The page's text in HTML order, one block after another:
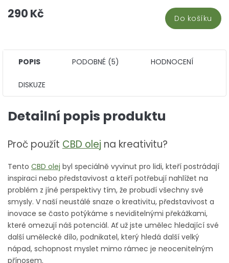
290 Kč Do košíku
POPIS PODOBNÉ (5) HODNOCENÍ
DISKUZE
Detailní popis produktu
Proč použít CBD olej na kreativitu?
Tento CBD olej byl speciálně vyvinut pro lidi, kteří postrádají
inspiraci nebo představivost a kteří potřebují nahlížet na
problém z jíné perspektivy tím, že probudí všechny své
smysly. V naší neustálé snaze o kreativitu, představivost a
inovace se často potýkáme s neviditelnými překážkami,
které omezují náš potenciál. Ať už jste umělec hledající své
další umělecké dílo, podnikatel, který hledá další velký
nápad, schopnost myslet mimo rámec je neocenitelným
přínosem.